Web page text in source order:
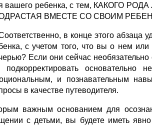
вашего ребенка, с тем, КАКОГО
ВМЕСТЕ СО СВОИМ
в конце этого абзаца
с учетом того, что вы о нем
Если они сейчас
подкорректировать основательно
и познавательным
в качестве путеводителя.
важным основанием для
с детьми, вы будете иметь